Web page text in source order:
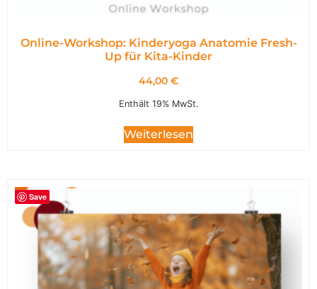
Online-Workshop: Kinderyoga Anatomie Fresh-
Up für Kita-Kinder
44,00 €
Enthält 19% MwSt.
Weiterlesen
Save